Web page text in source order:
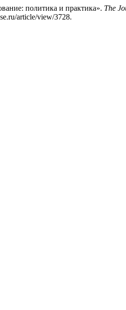
политика и практика». The
article/view/3728.